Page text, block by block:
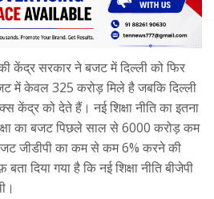
केंद्र सरकार ने बजट में दिल्ली को फिर
में केवल 325 करोड़ मिले है जबकि दिल्ली
केंद्र को देते हैं। नई शिक्षा नीति का इतना
का बजट पिछले साल से 6000 करोड़ कम
बजट जीडीपी का कम से कम 6% करने की
दिया गया है कि नई शिक्षा नीति बीजेपी